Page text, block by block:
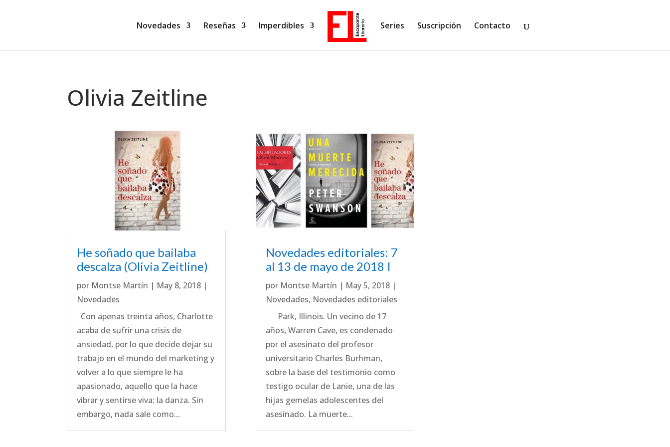
Novedades Reseñas Imperdibles Series Suscripción Contacto
Olivia Zeitline
He soñado que bailaba
descalza (Olivia Zeitline)
por Montse Martín | May 8, 2018 |
Novedades
Con apenas treinta años, Charlotte
acaba de sufrir una crisis de
ansiedad, por lo que decide dejar su
trabajo en el mundo del marketing y
volver a lo que siempre le ha
apasionado, aquello que la hace
vibrar y sentirse viva: la danza. Sin
embargo, nada sale como...
Novedades editoriales: 7
al 13 de mayo de 2018 I
por Montse Martín | May 5, 2018|
Novedades, Novedades editoriales
Park, Illinois. Un vecino de 17
años, Warren Cave, es condenado
por el asesinato del profesor
universitario Charles Burhman,
sobre la base del testimonio como
testigo ocular de Lanie, una de las
hijas gemelas adolescentes del
asesinado. La muerte...